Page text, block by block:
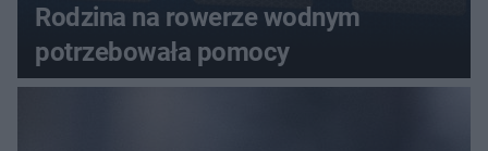
Rodzina na rowerze wodnym
potrzebowała pomocy